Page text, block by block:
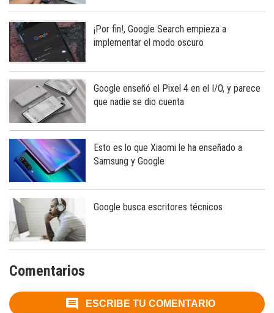
¡Por fin!, Google Search empieza a
implementar el modo oscuro
Google enseñó el Pixel 4 en el I/O, y parece
que nadie se dio cuenta
Esto es lo que Xiaomi le ha enseñado a
Samsung y Google
Google busca escritores técnicos
Comentarios
ESCRIBE TU COMENTARIO